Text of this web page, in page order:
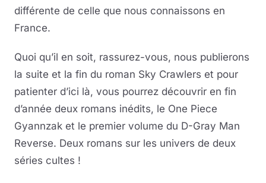
différente de celle que nous connaissons en
France.
Quoi qu’il en soit, rassurez-vous, nous publierons
la suite et la fin du roman Sky Crawlers et pour
patienter d’ici là, vous pourrez découvrir en fin
d’année deux romans inédits, le One Piece
Gyannzak et le premier volume du D-Gray Man
Reverse. Deux romans sur les univers de deux
séries cultes !